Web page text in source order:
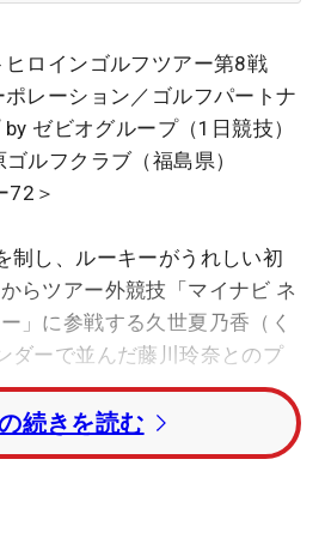
ヒロインゴルフツアー第8戦
ポレーション／ゴルフパートナ
ゼビオグループ（1日競技）
ルフクラブ（福島県）
＞
制し、ルーキーがうれしい初
らツアー外競技「マイナビ ネ
」に参戦する久世夏乃香（く
ダーで並んだ藤川玲奈とのプ
でホールアウトした藤川に終
続きを読む